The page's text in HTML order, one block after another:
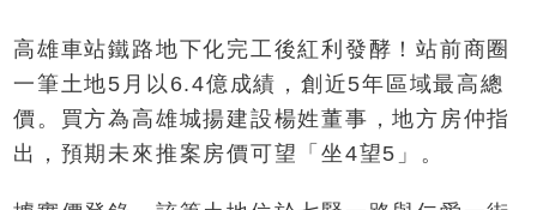
高雄車站鐵路地下化完工後紅利發酵！站前商圈
一筆土地5月以6.4億成績，創近5年區域最高總
價。買方為高雄城揚建設楊姓董事，地方房仲指
出，預期未來推案房價可望「坐4望5」。